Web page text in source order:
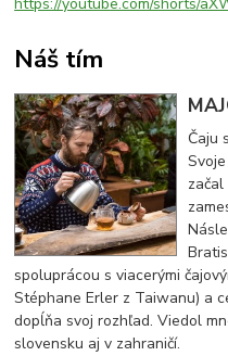
Náš tím
Čaju
spoluprácou s viacerými
Stéphane Erler z Taiwanu) a
dopĺňa svoj rozhľad. Viedol
slovensku aj v zahraničí.